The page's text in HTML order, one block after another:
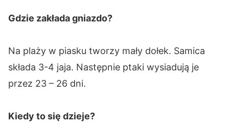
Gdzie zakłada gniazdo?
Na plaży w piasku tworzy mały dołek. Samica
składa 3-4 jaja. Następnie ptaki wysiadują je
przez 23 – 26 dni.
Kiedy to się dzieje?